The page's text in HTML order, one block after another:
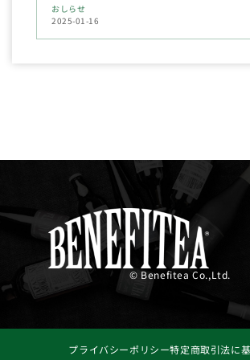
おしらせ
2025-01-16
© Benefitea Co.,Ltd.
プライバシーポリシー特定商取引法に